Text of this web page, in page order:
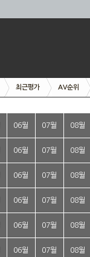
최근평가 AV순위
06월 07월 08월
06월 07월 08월
06월 07월 08월
06월 07월 08월
06월 07월 08월
06월 07월 08월